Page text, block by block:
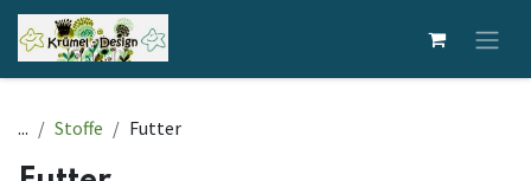
Zum Inhalt springen
... Stoffe Futter